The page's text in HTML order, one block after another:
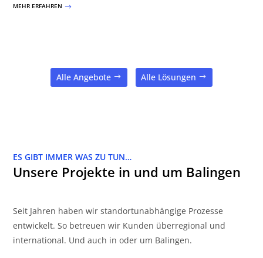
MEHR ERFAHREN $
Alle Angebote Alle Lösungen
ES GIBT IMMER WAS ZU TUN…
Unsere Projekte in und um Balingen
Seit Jahren haben wir standortunabhängige Prozesse
entwickelt. So betreuen wir Kunden überregional und
international. Und auch in oder um Balingen.